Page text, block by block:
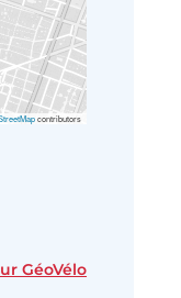
contributors
GéoVélo